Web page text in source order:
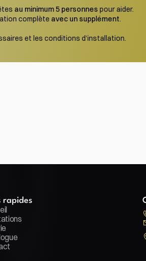
au minimum 5 personnes pour aider.
complète avec un supplément.
et les conditions d’installation.
rapides